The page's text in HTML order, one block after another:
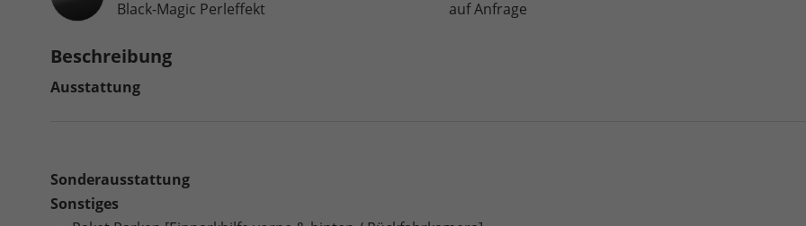
Black-Magic Perleffekt
auf Anfrage
Beschreibung
Ausstattung
Sonderausstattung
Sonstiges